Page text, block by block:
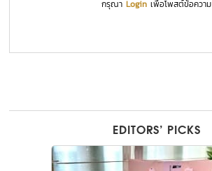
กรุณาLogin เพื่อโพสต์ข้อความ
EDITORS’ PICKS